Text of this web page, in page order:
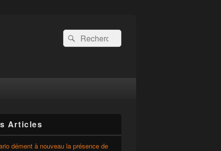
Recherche :
Rechercher
Articles
dément à nouveau la présence de